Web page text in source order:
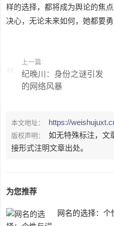
样的选择，都将成为舆论的焦
决心，无论未来如何，她都要勇
上一篇:
纪晚川：身份之谜引发
的网络风暴
本文地址： https://
版权声明：
如无特殊标注，文
接形式注明文章出处。
为您推荐
网名的选择：